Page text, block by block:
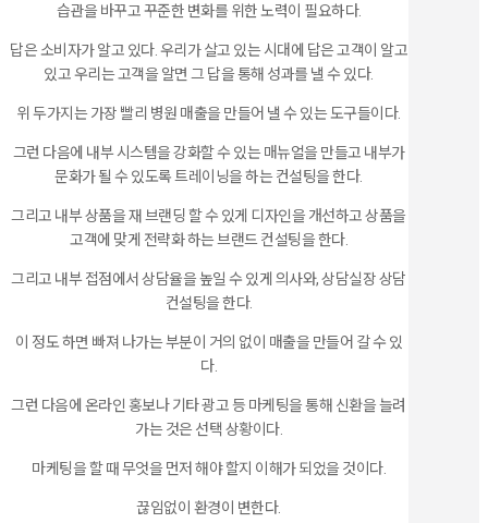
습관을 바꾸고 꾸준한 변화를 위한 노력이 필요하다.
답은 소비자가 알고 있다. 우리가 살고 있는 시대에 답은 고객이 알고
있고 우리는 고객을 알면 그 답을 통해 성과를 낼 수 있다.
위 두가지는 가장 빨리 병원 매출을 만들어 낼 수 있는 도구들이다.
그런 다음에 내부 시스템을 강화할 수 있는 매뉴얼을 만들고 내부가
문화가 될 수 있도록 트레이닝을 하는 컨설팅을 한다.
그리고 내부 상품을 재 브랜딩 할 수 있게 디자인을 개선하고 상품을
고객에 맞게 전략화 하는 브랜드 컨설팅을 한다.
그리고 내부 접점에서 상담율을 높일 수 있게 의사와, 상담실장 상담
컨설팅을 한다.
이 정도 하면 빠져 나가는 부분이 거의 없이 매출을 만들어 갈 수 있
다.
그런 다음에 온라인 홍보나 기타 광고 등 마케팅을 통해 신환을 늘려
가는 것은 선택 상황이다.
마케팅을 할 때 무엇을 먼저 해야 할지 이해가 되었을 것이다.
끊임없이 환경이 변한다.